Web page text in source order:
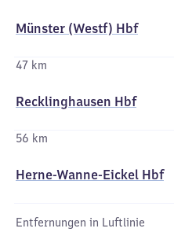
Münster (Westf) Hbf
47 km
Recklinghausen Hbf
56 km
Herne-Wanne-Eickel Hbf
Entfernungen in Luftlinie